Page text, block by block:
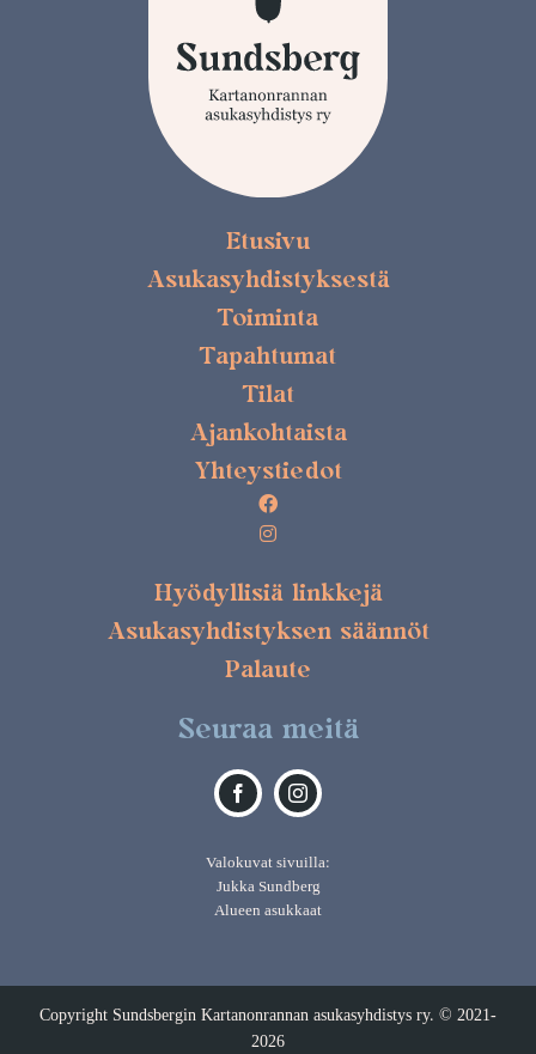
Etusivu
Asukasyhdistyksestä
Toiminta
Tapahtumat
Tilat
Ajankohtaista
Yhteystiedot
Hyödyllisiä linkkejä
Asukasyhdistyksen säännöt
Palaute
Seuraa meitä
Valokuvat sivuilla:
Jukka Sundberg
Alueen asukkaat
Copyright Sundsbergin Kartanonrannan asukasyhdistys ry. © 2021-
2026